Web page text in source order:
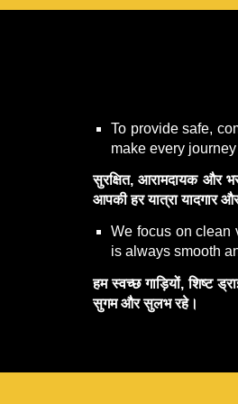
To provide safe,
make every
सुरक्षित, आरामदायक और
आपकी हर यात्रा यादगार
We focus on clean
is always smooth
हम स्वच्छ गाड़ियों, शिष्ट
सुगम और सुलभ रहे।